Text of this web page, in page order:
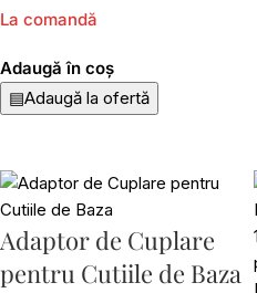
La comandă
Adaugă în coș
▤Adaugă la ofertă
Adaptor de Cuplare
pentru Cutiile de Baza